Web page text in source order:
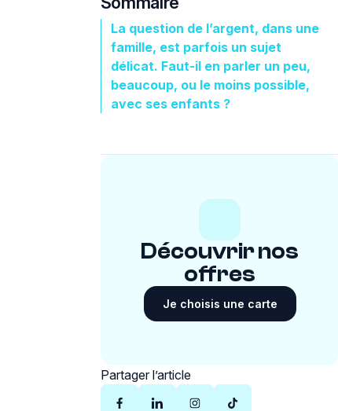
La question de l’argent, dans une
famille, est parfois un sujet
délicat. Faut-il en parler un peu,
beaucoup, ou le moins possible,
avec ses enfants ?
Découvrir nos
offres
Je choisis une carte
Partager l’article